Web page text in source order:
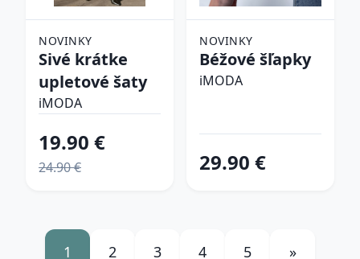
NOVINKY
Sivé krátke
upletové šaty
iMODA
19.90 €
24.90 €
NOVINKY
Béžové šľapky
iMODA
29.90 €
1 2 3 4 5 »